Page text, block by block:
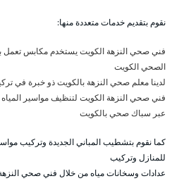
نقوم بتقديم خدمات متعددة منها:
فني صحي النزهة الكويت يستخدم مكابس تعمل
الصحي الكويت
لدينا معلم صحي النزهة بالكويت ذو خبرة في
فني صحي النزهة الكويت لتنظيف مواسير المياه
عبر سباك صحي بالكويت
كما نقوم بتشطيب المباني الجديدة وتركيب
للمنازل وتركيب
عدادات وسخانات مياه من خلال فني صحي